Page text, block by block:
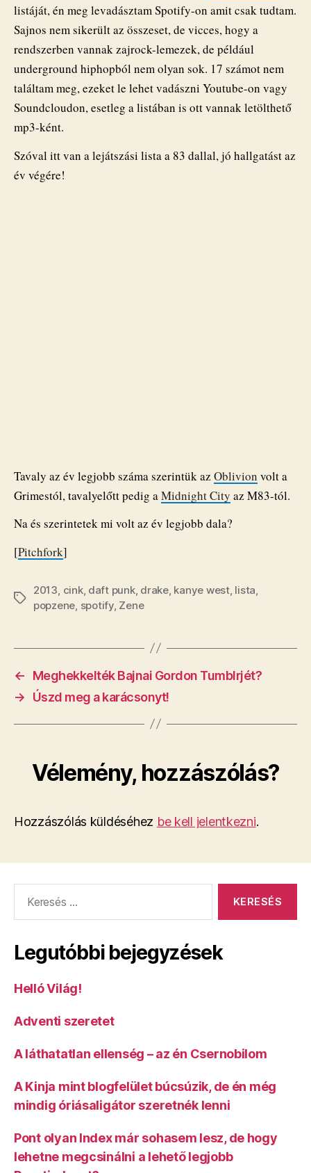
listáját, én meg levadásztam Spotify-on amit csak tudtam.
Sajnos nem sikerült az összeset, de vicces, hogy a
rendszerben vannak zajrock-lemezek, de például
underground hiphopból nem olyan sok. 17 számot nem
találtam meg, ezeket le lehet vadászni Youtube-on vagy
Soundcloudon, esetleg a listában is ott vannak letölthető
mp3-ként.
Szóval itt van a lejátszási lista a 83 dallal, jó hallgatást az
év végére!
Tavaly az év legjobb száma szerintük az Oblivion volt a
Grimestól, tavalyelőtt pedig aMidnight City az M83-tól.
Na és szerintetek mi volt az év legjobb dala?
[Pitchfork]
Címkék
2013 cink, daft punk, drake, kanye west, lista
popzene spotify, Zene
←
​Meghekkelték Bajnai Gordon Tumblrjét?
→
Úszd meg a karácsonyt!
Vélemény, hozzászólás?
Hozzászólás küldéséhez be kell jelentkezni.
Legutóbbi bejegyzések
Helló Világ!
Adventi szeretet
A láthatatlan ellenség – az én Csernobilom
A Kinja mint blogfelület búcsúzik, de én még
mindig óriásaligátor szeretnék lenni
Pont olyan Index már sohasem lesz, de hogy
lehetne megcsinálni a lehető legjobb